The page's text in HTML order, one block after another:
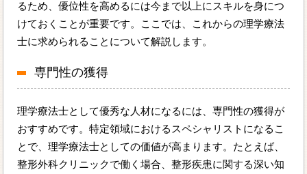
るため、優位性を高めるには今まで以上にスキルを身につ
けておくことが重要です。ここでは、これからの理学療法
士に求められることについて解説します。
専門性の獲得
理学療法士として優秀な人材になるには、専門性の獲得が
おすすめです。特定領域におけるスペシャリストになるこ
とで、理学療法士としての価値が高まります。たとえば、
整形外科クリニックで働く場合、整形疾患に関する深い知